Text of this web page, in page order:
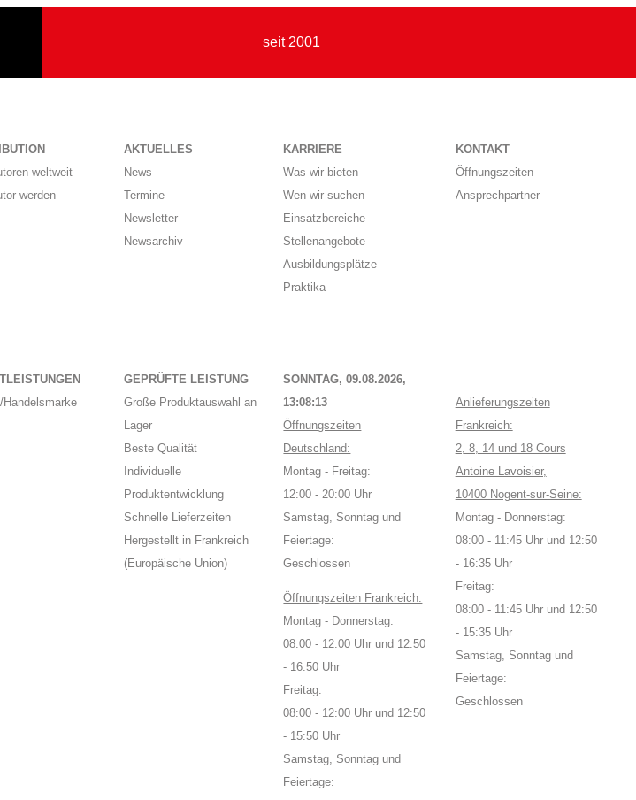
seit 2001
weltweit
werden
AKTUELLES
News
Termine
Newsletter
Newsarchiv
KARRIERE
Was wir bieten
Wen wir suchen
Einsatzbereiche
Stellenangebote
Ausbildungsplätze
Praktika
KONTAKT
Öffnungszeiten
Ansprechpartner
Handelsmarke
GEPRÜFTE LEISTUNG
Große Produktauswahl an
Lager
Beste Qualität
Individuelle
Produktentwicklung
Schnelle Lieferzeiten
Hergestellt in Frankreich
(Europäische Union)
SONNTAG, 09.08.2026,
13:08:13
Öffnungszeiten
Deutschland:
Montag - Freitag:
12:00 - 20:00 Uhr
Samstag, Sonntag und
Feiertage:
Geschlossen
Öffnungszeiten Frankreich:
Montag - Donnerstag:
08:00 - 12:00 Uhr und 12:50
- 16:50 Uhr
Freitag:
08:00 - 12:00 Uhr und 12:50
- 15:50 Uhr
Samstag, Sonntag und
Feiertage:
Anlieferungszeiten
Frankreich:
2, 8, 14 und 18 Cours
Antoine Lavoisier,
10400 Nogent-sur-Seine:
Montag - Donnerstag:
08:00 - 11:45 Uhr und 12:50
- 16:35 Uhr
Freitag:
08:00 - 11:45 Uhr und 12:50
- 15:35 Uhr
Samstag, Sonntag und
Feiertage:
Geschlossen